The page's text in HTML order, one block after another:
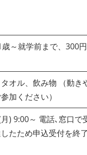
～就学前まで、300
オル、飲み物 （動き
加ください）
) 9:00～ 電話､窓口で
たため申込受付を終